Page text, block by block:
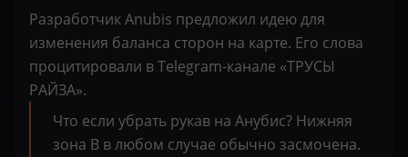
Разработчик Anubis предложил идею для
изменения баланса сторон на карте. Его слова
процитировали в Telegram-канале «ТРУСЫ
РАЙЗА».
Что если убрать рукав на Анубис? Нижняя
зона B в любом случае обычно засмочена.